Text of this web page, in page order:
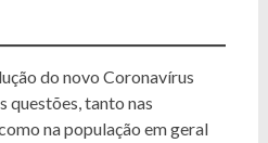
do novo Coronavírus
questões, tanto nas
na população em geral